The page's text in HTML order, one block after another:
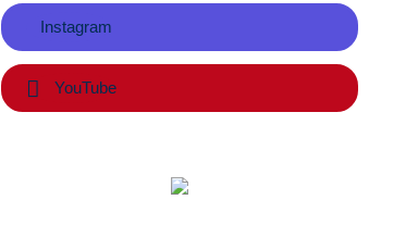
Instagram
YouTube